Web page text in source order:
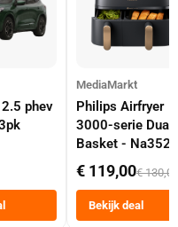
phev
MediaMarkt
Philips Airfryer
3000-serie Dual
Basket -
Dubbele Mand 9
Tot 6 Personen
Heteluchtfriteuse
Zwart
€ 119,00€ 130,00
Bekijk deal